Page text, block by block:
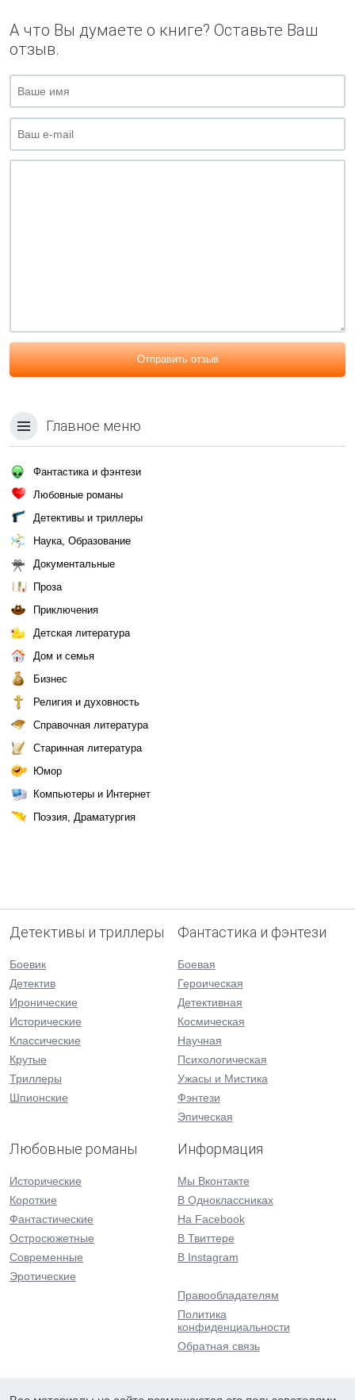
А что Вы думаете о книге? Оставьте Ваш
отзыв.
Отправить отзыв
Главное меню
Фантастика и фэнтези
Любовные романы
Детективы и триллеры
Наука, Образование
Документальные
Проза
Приключения
Детская литература
Дом и семья
Бизнес
Религия и духовность
Справочная литература
Старинная литература
Юмор
Компьютеры и Интернет
Поэзия, Драматургия
Детективы и триллеры
Боевик
Детектив
Иронические
Исторические
Классические
Крутые
Триллеры
Шпионские
Фантастика и фэнтези
Боевая
Героическая
Детективная
Космическая
Научная
Психологическая
Ужасы и Мистика
Фэнтези
Эпическая
Любовные романы
Исторические
Короткие
Фантастические
Остросюжетные
Современные
Эротические
Информация
Мы Вконтакте
В Одноклассниках
На Facebook
В Твиттере
В Instagram
Правообладателям
Политика
конфиденциальности
Обратная связь